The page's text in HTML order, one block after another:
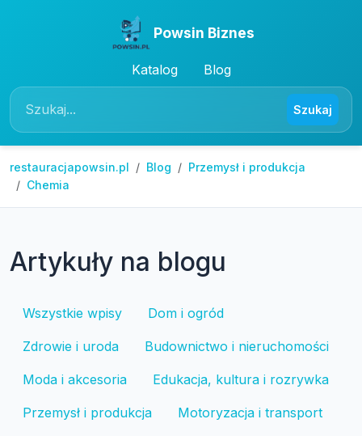
Powsin Biznes
Katalog Blog
Szukaj
restauracjapowsin.pl Blog
Przemysł i produkcja
Chemia
Artykuły na blogu
Wszystkie wpisy Dom i ogród
Zdrowie i uroda Budownictwo i nieruchomości
Moda i akcesoria Edukacja, kultura i rozrywka
Przemysł i produkcja Motoryzacja i transport